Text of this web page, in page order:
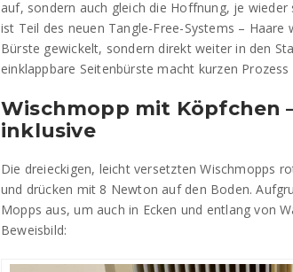
auf, sondern auch gleich die Hoffnung, je
ist Teil des neuen Tangle-Free-Systems –
Bürste gewickelt, sondern direkt weiter in den
einklappbare Seitenbürste macht kurzen
Wischmopp mit Köpfchen
inklusive
Die dreieckigen, leicht versetzten Wischmopps
und drücken mit 8 Newton auf den Boden.
Mopps aus, um auch in Ecken und entlang von
Beweisbild: